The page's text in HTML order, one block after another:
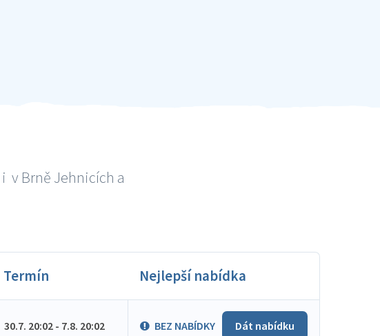
v Brně Jehnicích a
Termín Nejlepší nabídka
30.7. 20:02 - 7.8. 20:02 BEZ NABÍDKY Dát nabídku